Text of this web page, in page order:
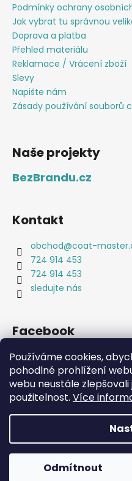
Používáme cookies,
pohodlné prohlížení
webu neustále
použitelnost. Více
Odmítnout
Podmínky ochrany
Jak vybrat tu správnou
Doprava a platba
Přehled materiálu
Reklamace / Vrácení zboží
Slevy
Napište nám
Zásady používání souborů
Naše projekty
BezBrandu.cz
Kontakt
obchod@coat-
724 914 453
724 914 453
sledujte nás
Facebook
Coat-Master.cz Doplňky
Copyright 2026Coat-